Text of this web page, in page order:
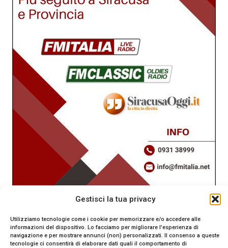
Gestisci la tua privacy
Utilizziamo tecnologie come i cookie per memorizzare e/o accedere alle
informazioni del dispositivo. Lo facciamo per migliorare l'esperienza di
navigazione e per mostrare annunci (non) personalizzati. Il consenso a queste
tecnologie ci consentirà di elaborare dati quali il comportamento di
SiracusaOggi.it testata giornalistica online. Reg. n. 2/91 al